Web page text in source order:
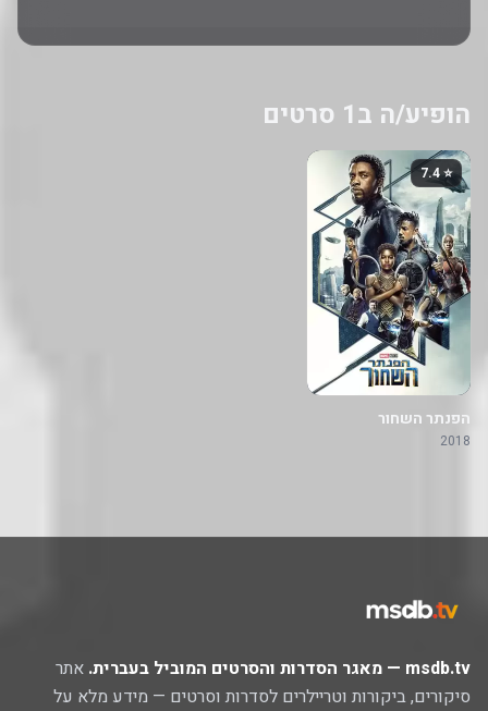
הופיע/ה ב1 סרטים
⭐ 7.4
הפנתר השחור
2018
msdb.tv — מאגר הסדרות והסרטים המוביל בעברית.
אתר
סיקורים, ביקורות וטריילרים לסדרות וסרטים — מידע מלא על